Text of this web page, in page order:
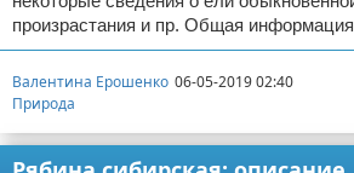
произрастания и пр. Общая
Валентина Ерошенко 06-05-2019 02:40
Природа